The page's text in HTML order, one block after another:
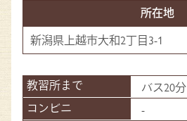
所在地
新潟県上越市大和2丁目3-1
バス20分
-